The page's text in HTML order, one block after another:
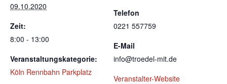
09.10.2020
Zeit:
8:00 - 13:00
Veranstaltungskategorie:
Köln Rennbahn Parkplatz
Telefon
0221 557759
E-Mail
info@troedel-mit.de
Veranstalter-Website